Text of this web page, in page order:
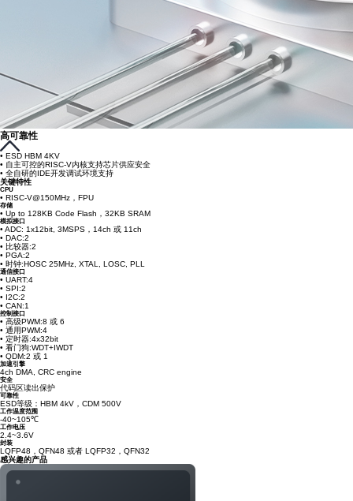
高可靠性
• ESD HBM 4KV
• 自主可控的RISC-V内核支持芯片供应安全
• 全自研的IDE开发调试环境支持
关键特性
CPU
• RISC-V@150MHz，FPU
存储
• Up to 128KB Code Flash，32KB SRAM
模拟接口
• ADC: 1x12bit, 3MSPS，14ch 或 11ch
• DAC:2
• 比较器:2
• PGA:2
• 时钟:HOSC 25MHz, XTAL, LOSC, PLL
通信接口
• UART:4
• SPI:2
• I2C:2
• CAN:1
控制接口
• 高级PWM:8 或 6
• 通用PWM:4
• 定时器:4x32bit
• 看门狗:WDT+IWDT
• QDM:2 或 1
加速引擎
4ch DMA, CRC engine
安全
代码区读出保护
可靠性
ESD等级：HBM 4kV，CDM 500V
工作温度范围
-40~105℃
工作电压
2.4~3.6V
封装
LQFP48，QFN48 或者 LQFP32，QFN32
感兴趣的产品